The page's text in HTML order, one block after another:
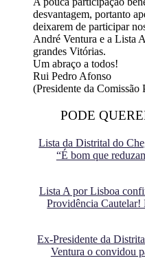
desvantagem, portanto
deixarem de participar
André Ventura e a Lista
grandes Vitórias.
Um abraço a todos!
Rui Pedro Afonso
(Presidente da
PODE
Lista da Distrital do
“É bom que
Lista A por Lisboa
Providência Cautelar!
Ex-Presidente da
Ventura o convidou